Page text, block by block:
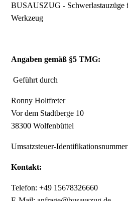
BUSAUSZUG - Schwerlastauzüge
Werkzeug
Angaben gemäß §5 TMG:
Geführt durch
Ronny Holtfreter
Vor dem Stadtberge 10
38300 Wolfenbüttel
Umsatzsteuer-
Kontakt:
Telefon: +49 15678326660